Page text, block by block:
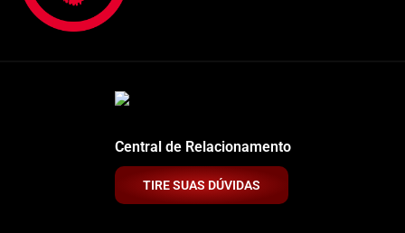
Central de Relacionamento
TIRE SUAS DÚVIDAS